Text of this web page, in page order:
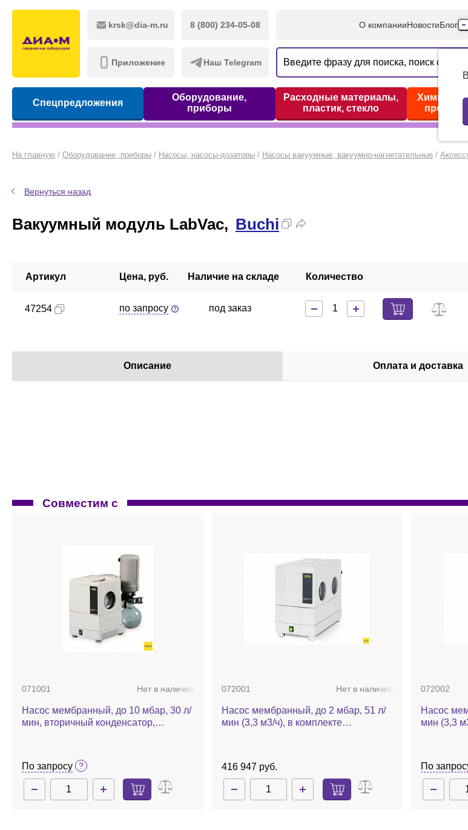
krsk@dia-m.ru 8 (800) 234-05-08
Приложение Наш Telegram
О компанииНовостиБлог
Спецпредложения
Оборудование,
приборы
Расходные материалы,
пластик, стекло
На главную / Оборудование, приборы / Насосы, насосы-дозаторы / Насосы вакуумные, вакуумно-нагнетательные /
Вернуться назад
Вакуумный модуль LabVac, Buchi
Артикул Цена, руб. Наличие на складе Количество
47254 по запросу под заказ
Описание Оплата и доставка
Совместим с
071001 Нет в наличии
Насос мембранный, до 10 мбар, 30 л/
мин, вторичный конденсатор,
По запросу
072001 Нет в наличии
Насос мембранный, до 2 мбар, 51 л/
мин (3,3 м3/ч), в комплекте
416 947 руб.
072002
Насос
мин (3,3
По